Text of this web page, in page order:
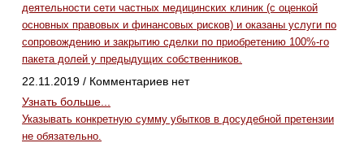
деятельности сети частных медицинских клиник (с оценкой
основных правовых и финансовых рисков) и оказаны услуги по
сопровождению и закрытию сделки по приобретению 100%-го
пакета долей у предыдущих собственников.
22.11.2019
Комментариев нет
Узнать больше...
Указывать конкретную сумму убытков в досудебной претензии
не обязательно.